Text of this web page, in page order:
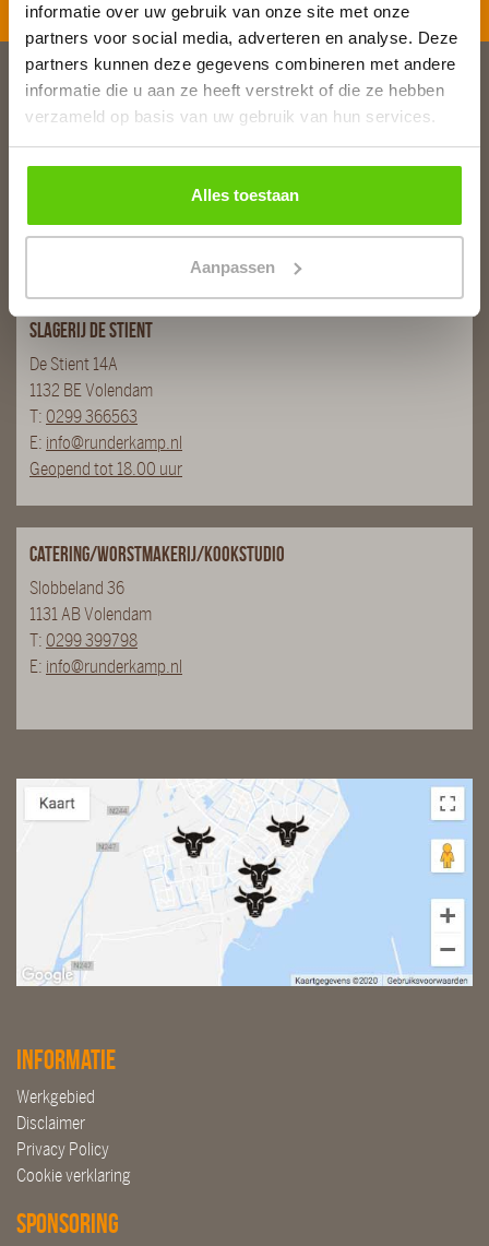
informatie over uw gebruik van onze site met onze
partners voor social media, adverteren en analyse. Deze
partners kunnen deze gegevens combineren met andere
informatie die u aan ze heeft verstrekt of die ze hebben
verzameld op basis van uw gebruik van hun services.
Alles toestaan
Aanpassen
Slagerij van Baar
1131 WT Volendam
Slagerij De Stient
De Stient 14A
1132 BE Volendam
T: 0299 366563
E: info@runderkamp.nl
Geopend tot 18.00 uur
Catering/Worstmakerij/Kookstudio
Slobbeland 36
1131 AB Volendam
T: 0299 399798
E: info@runderkamp.nl
Informatie
Werkgebied
Disclaimer
Privacy Policy
Cookie verklaring
Sponsoring